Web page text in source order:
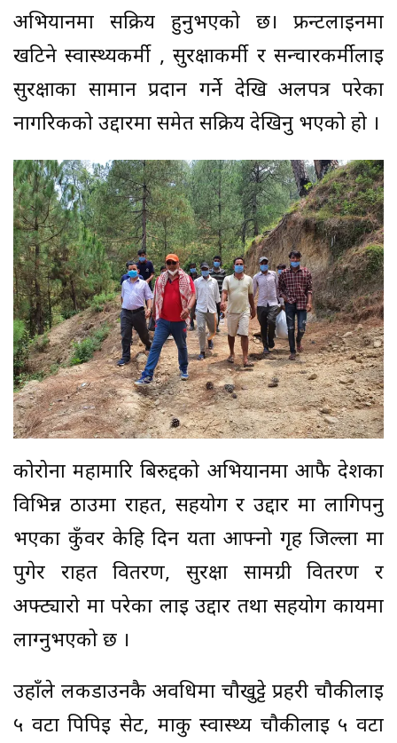
अभियानमा सक्रिय हुनुभएको छ। फ्रन्टलाईनमा
खटिने स्वास्थ्यकर्मी , सुरक्षाकर्मी र सन्चारकर्मीलाई
सुरक्षाका सामान प्रदान गर्ने देखि अलपत्र परेका
नागरिकको उद्दारमा समेत सक्रिय देखिनु भएको हो ।
कोरोना महामारि बिरुद्दको अभियानमा आफै देशका
विभिन्न ठाउमा राहत, सहयोग र उद्दार मा लागिपर्नु
भएका कुँवर केहि दिन यता आफ्नो गृह जिल्ला मा
पुगेर राहत वितरण, सुरक्षा सामग्री वितरण र
अफ्ट्यारो मा परेका लाई उद्दार तथा सहयोग कार्यमा
लाग्नुभएको छ ।
उहाँले लकडाउनकै अवधिमा चौखुट्टे प्रहरी चौकीलाई
५ वटा पिपिई सेट, मार्कु स्वास्थ्य चौकीलाई ५ वटा